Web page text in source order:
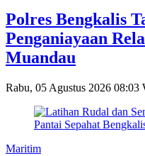
Polres Bengkalis
Penganiayaan
Muandau
Rabu, 05 Agustus 2026 08:03
Maritim